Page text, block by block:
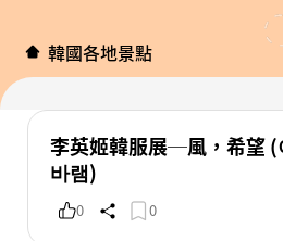
韓國各地景點
李英姬韓服展─風，希望 (
바램)
0 0